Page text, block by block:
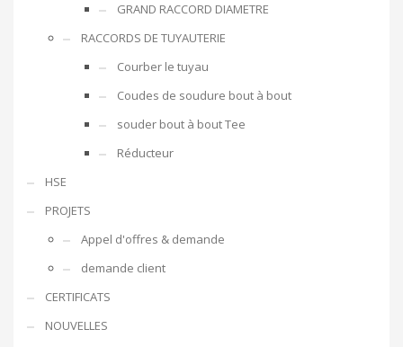
GRAND RACCORD DIAMETRE
RACCORDS DE TUYAUTERIE
Courber le tuyau
Coudes de soudure bout à bout
souder bout à bout Tee
Réducteur
HSE
PROJETS
Appel d'offres & demande
demande client
CERTIFICATS
NOUVELLES